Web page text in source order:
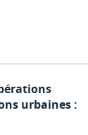
urbaines :